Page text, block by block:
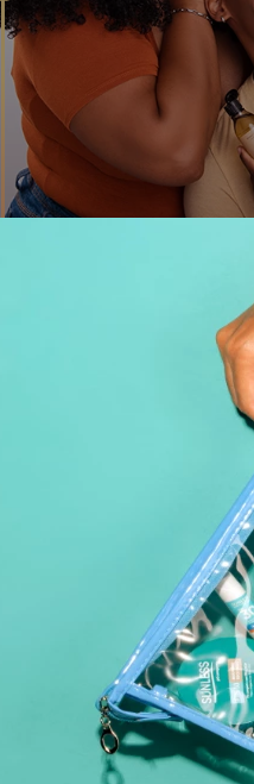
Sunless:
A Sunless nasce
solar no Brasil,
mundo, para
acessíveis, a
público adulto,
contra a ação dos
com ativos de alta
corporais e